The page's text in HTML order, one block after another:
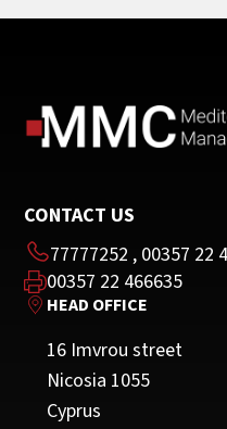
CONTACT US
77777252 , 00357 22
00357 22 466635
HEAD OFFICE
16 Imvrou street
Nicosia 1055
Cyprus